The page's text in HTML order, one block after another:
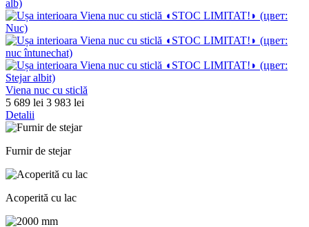
Viena nuc cu sticlă
5 689 lei 3 983 lei
Detalii
Furnir de stejar
Acoperită cu lac